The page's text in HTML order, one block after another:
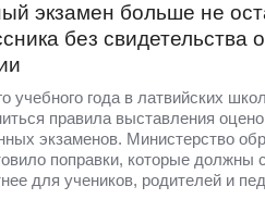
экзамен больше не
без свидетельства
учебного года в латвийских
правила выставления
экзаменов. Министерство
поправки, которые должны
для учеников, родителей и